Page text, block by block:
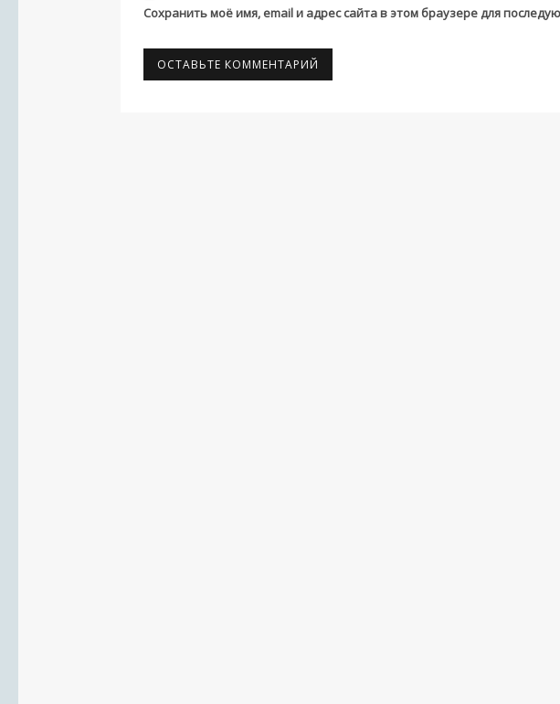
Сохранить моё имя, email и адрес сайта в этом браузере для